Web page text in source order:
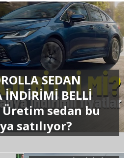
SEDAN
İNDİRİMİ BELLİ
Üretim sedan bu
satılıyor?